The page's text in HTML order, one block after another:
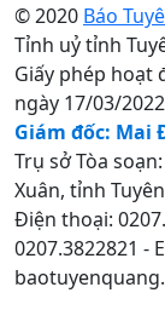
© 2020 Báo
Tỉnh uỷ tỉnh
Giấy phép hoạt
ngày 17/03/2022
Giám đốc: Mai
Trụ sở Tòa
Xuân, tỉnh
Điện thoại:
0207.3822821 -